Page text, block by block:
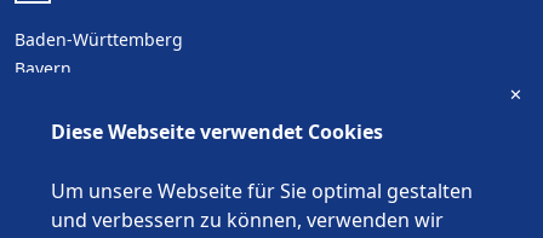
Baden-Württemberg
Bayern
Brandenburg
Hamburg
Hessen
Diese Webseite verwendet Cookies
Um unsere Webseite für Sie optimal gestalten
und verbessern zu können, verwenden wir
✕